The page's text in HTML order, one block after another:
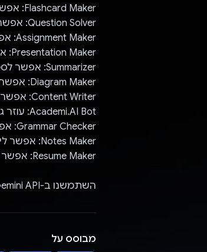
Flashcard Maker: אפשר להמיר הערות לכרטיסיות לימוד יעילות לצורך חזרה.
Question Solver: אפשר לצלם תמונות של שאלות קשות ולקבל פתרונות מיידיים.
Assignment Maker: אפשר להעלות מטלות ולאפשר ל-AI ליצור תשובות מפורטות.
Presentation Maker: אפשר לעצב מצגות מדהימות בעזרת AI.
Summarizer: אפשר לסכם ביעילות תוכן חינוכי לצורך סקירה מהירה.
Diagram Maker: אפשר ליצור בקלות מפות מנטאליות, תרשימי UML, תרשימי זרימה וגרפיקה.
Content Writer: אפשר לשפר חיבורים ומאמרים בעזרת תמיכה בכתיבה מבוססת-AI.
Academi.AI Bot: עוזר גמיש למחקר ולמציאת מקורות חינוכיים.
Grammar Checker: אפשר לוודא שהחיבורים והעבודות שלכם נכונים מבחינה דקדוקית.
Notes Maker: אפשר ליצור הערות מקובצים מקובצי תמונות, תמונות ומזהי כתובת URL.
Resume Maker: אפשר ליצור בקלות קורות חיים מקצועיים.
השתמשנו ב-Gemini API ברוב התכונות האלה.
מבוסס על